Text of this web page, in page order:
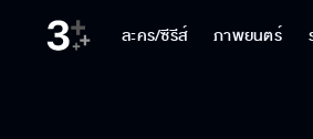
ละคร/ซีรีส์ ภาพยนตร์